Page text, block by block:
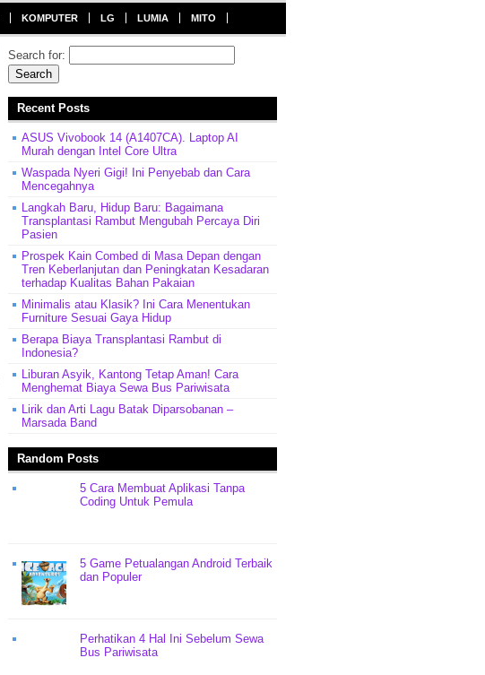
KOMPUTER LG LUMIA MITO
Search for:
Recent Posts
ASUS Vivobook 14 (A1407CA). Laptop AI
Murah dengan Intel Core Ultra
Waspada Nyeri Gigi! Ini Penyebab dan Cara
Mencegahnya
Langkah Baru, Hidup Baru: Bagaimana
Transplantasi Rambut Mengubah Percaya Diri
Pasien
Prospek Kain Combed di Masa Depan dengan
Tren Keberlanjutan dan Peningkatan Kesadaran
terhadap Kualitas Bahan Pakaian
Minimalis atau Klasik? Ini Cara Menentukan
Furniture Sesuai Gaya Hidup
Berapa Biaya Transplantasi Rambut di
Indonesia?
Liburan Asyik, Kantong Tetap Aman! Cara
Menghemat Biaya Sewa Bus Pariwisata
Lirik dan Arti Lagu Batak Diparsobanan –
Marsada Band
Random Posts
5 Cara Membuat Aplikasi Tanpa
Coding Untuk Pemula
5 Game Petualangan Android Terbaik
dan Populer
Perhatikan 4 Hal Ini Sebelum Sewa
Bus Pariwisata